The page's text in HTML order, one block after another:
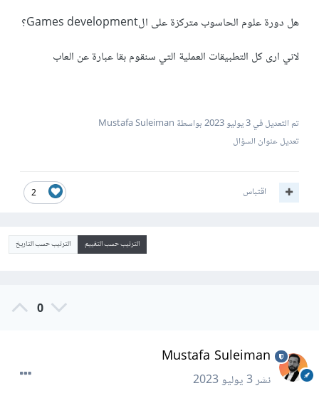
هل دورة علوم الحاسوب متركزة على الGames development؟
لاني ارى كل التطبيقات العملية التي سنقوم بقا عبارة عن العاب
تم التعديل في3 يوليو 2023
بواسطة Mustafa Suleiman
تعديل عنوان السؤال
2 اقتباس
الترتيب حسب التقييم الترتيب حسب التاريخ
0
Mustafa Suleiman
نشر3 يوليو 2023